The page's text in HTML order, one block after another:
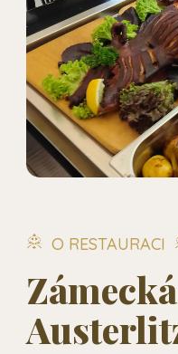
O RESTAURACI